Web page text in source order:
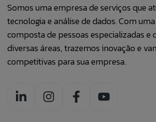
Somos uma empresa de serviços que
tecnologia e análise de dados. Com
composta de pessoas especializadas e
diversas áreas, trazemos inovação e
competitivas para sua empresa.